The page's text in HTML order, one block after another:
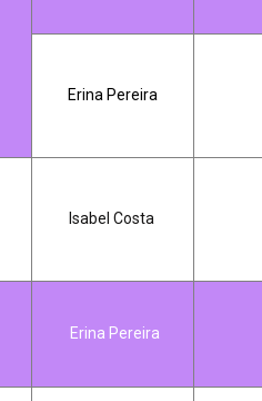
Erina Pereira
Isabel Costa
Erina Pereira